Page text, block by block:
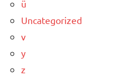
ü
Uncategorized
v
y
z